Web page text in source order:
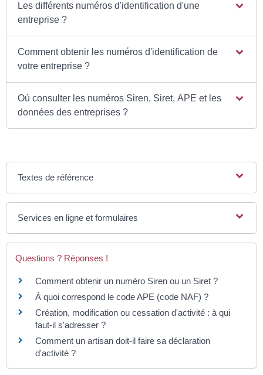
Les différents numéros d'identification d'une
entreprise ?
Comment obtenir les numéros d'identification de
votre entreprise ?
Où consulter les numéros Siren, Siret, APE et les
données des entreprises ?
Textes de référence
Services en ligne et formulaires
Questions ? Réponses !
Comment obtenir un numéro Siren ou un Siret ?
À quoi correspond le code APE (code NAF) ?
Création, modification ou cessation d'activité : à qui
faut-il s'adresser ?
Comment un artisan doit-il faire sa déclaration
d'activité ?